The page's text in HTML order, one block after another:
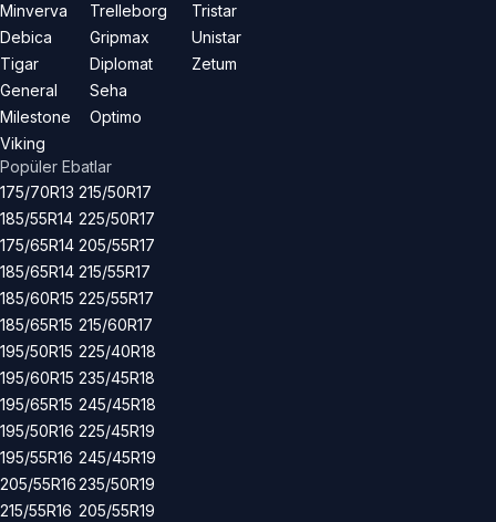
Minverva
Debica
Tigar
General
Milestone
Viking
Trelleborg
Gripmax
Diplomat
Seha
Optimo
Tristar
Unistar
Zetum
Popüler Ebatlar
175/70R13
185/55R14
175/65R14
185/65R14
185/60R15
185/65R15
195/50R15
195/60R15
195/65R15
195/50R16
195/55R16
205/55R16
215/55R16
215/50R17
225/50R17
205/55R17
215/55R17
225/55R17
215/60R17
225/40R18
235/45R18
245/45R18
225/45R19
245/45R19
235/50R19
205/55R19